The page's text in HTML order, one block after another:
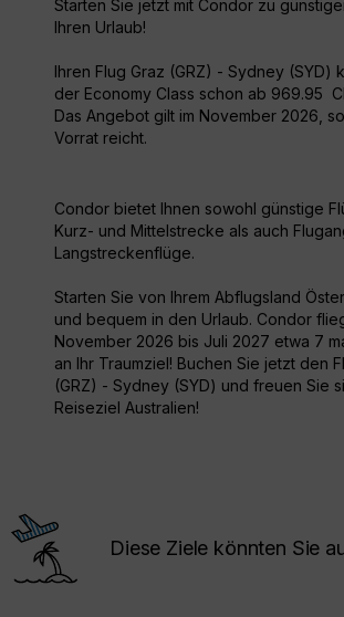
Starten Sie jetzt mit Condor zu
Ihren Urlaub!
Ihren Flug Graz (GRZ) - Sydney (SYD)
der Economy Class schon ab 969.95
Das Angebot gilt im November 2026,
Vorrat reicht.
Condor bietet Ihnen sowohl günstige
Kurz- und Mittelstrecke als auch
Langstreckenflüge.
Starten Sie von Ihrem Abflugsland
und bequem in den Urlaub. Condor
November 2026 bis Juli 2027 etwa 7
an Ihr Traumziel! Buchen Sie jetzt den
(GRZ) - Sydney (SYD) und freuen Sie
Reiseziel Australien!
Diese Ziele könnten Sie